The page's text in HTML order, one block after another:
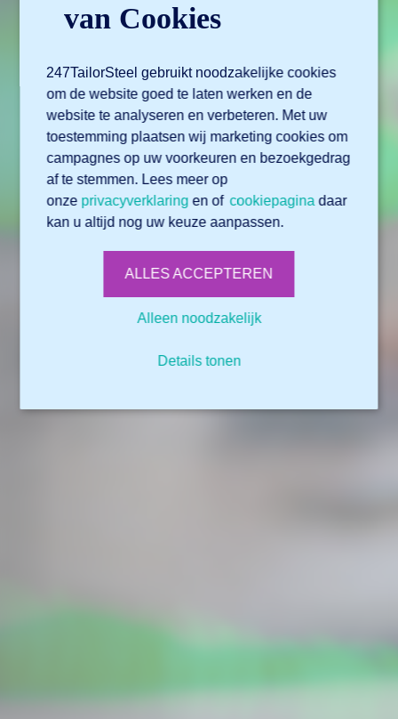
van Cookies
247TailorSteel gebruikt noodzakelijke cookies
om de website goed te laten werken en de
website te analyseren en verbeteren. Met uw
toestemming plaatsen wij marketing cookies om
campagnes op uw voorkeuren en bezoekgedrag
af te stemmen. Lees meer op
onze privacyverklaring en ofcookiepagina daar
kan u altijd nog uw keuze aanpassen.
ALLES ACCEPTEREN
Alleen noodzakelijk
Details tonen